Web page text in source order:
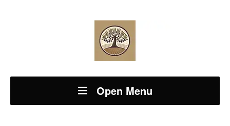
Open Menu